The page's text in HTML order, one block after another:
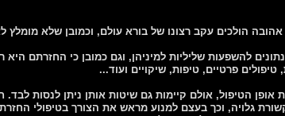
הולכים עקב רצונו של בורא עולם, וכמובן שלא מומלץ
להשפעות שליליות למיניהן, וגם כמובן כי החזרתם היא
פרטיים, טיפות, שיקויים ועוד...
הטיפול, אולם קיימות גם שיטות אותן ניתן לנסות לבד.
גלויה, וכך בעצם למנוע מראש את הצורך בטיפולי